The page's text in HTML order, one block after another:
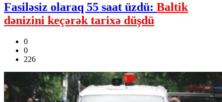
Fasiləsiz olaraq 55 saat üzdü: Baltik
dənizini keçərək tarixə düşdü
0
0
226